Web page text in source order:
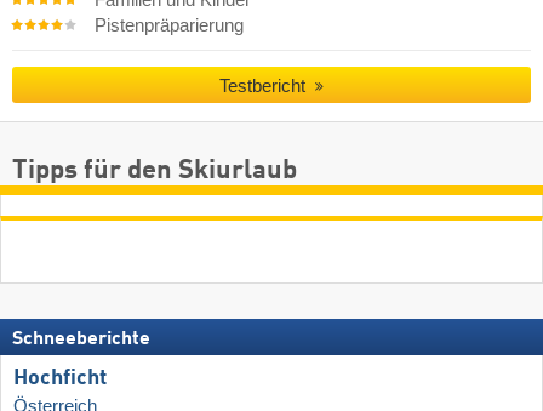
Pistenpräparierung
Testbericht
Tipps für den Skiurlaub
Schneeberichte
Hochficht
Österreich